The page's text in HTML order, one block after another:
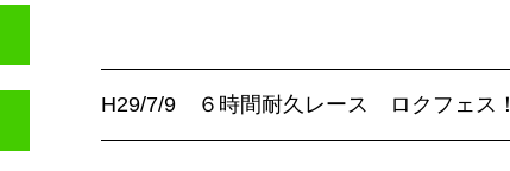
H29/7/9 ６時間耐久レース ロクフェス！